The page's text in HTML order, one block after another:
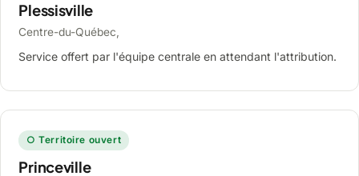
Plessisville
Centre-du-Québec,
Service offert par l'équipe centrale en attendant l'attribution.
○ Territoire ouvert
Princeville